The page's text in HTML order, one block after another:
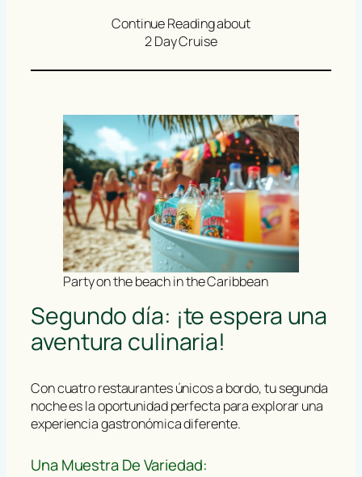
Continue Reading about
2 Day Cruise
Party on the beach in the Caribbean
Segundo día: ¡te espera una
aventura culinaria!
Con cuatro restaurantes únicos a bordo, tu segunda
noche es la oportunidad perfecta para explorar una
experiencia gastronómica diferente.
Una Muestra De Variedad: